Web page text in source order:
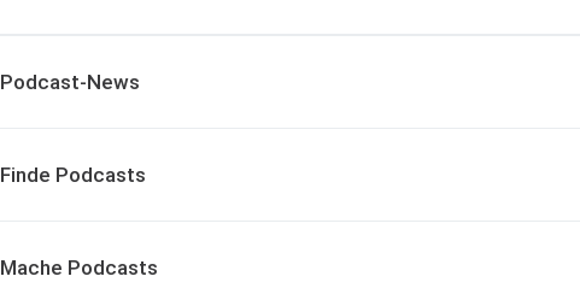
Podcast-News
Finde Podcasts
Mache Podcasts